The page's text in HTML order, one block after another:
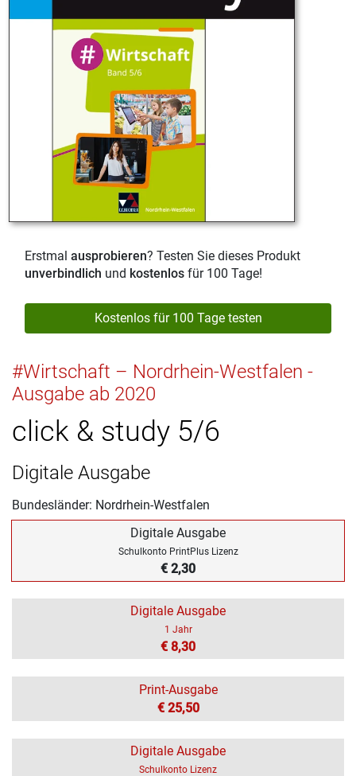
Erstmal ausprobieren? Testen Sie dieses Produkt
unverbindlich und kostenlos für 100 Tage!
Kostenlos für 100 Tage testen
#Wirtschaft – Nordrhein-Westfalen -
Ausgabe ab 2020
click & study 5/6
Digitale Ausgabe
Bundesländer: Nordrhein-Westfalen
Digitale Ausgabe
Schulkonto PrintPlus Lizenz
€ 2,30
Digitale Ausgabe
1 Jahr
€ 8,30
Print-Ausgabe
€ 25,50
Digitale Ausgabe
Schulkonto Lizenz